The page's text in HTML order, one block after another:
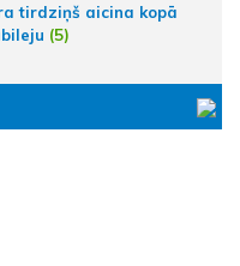
tirdziņš aicina kopā
(5)